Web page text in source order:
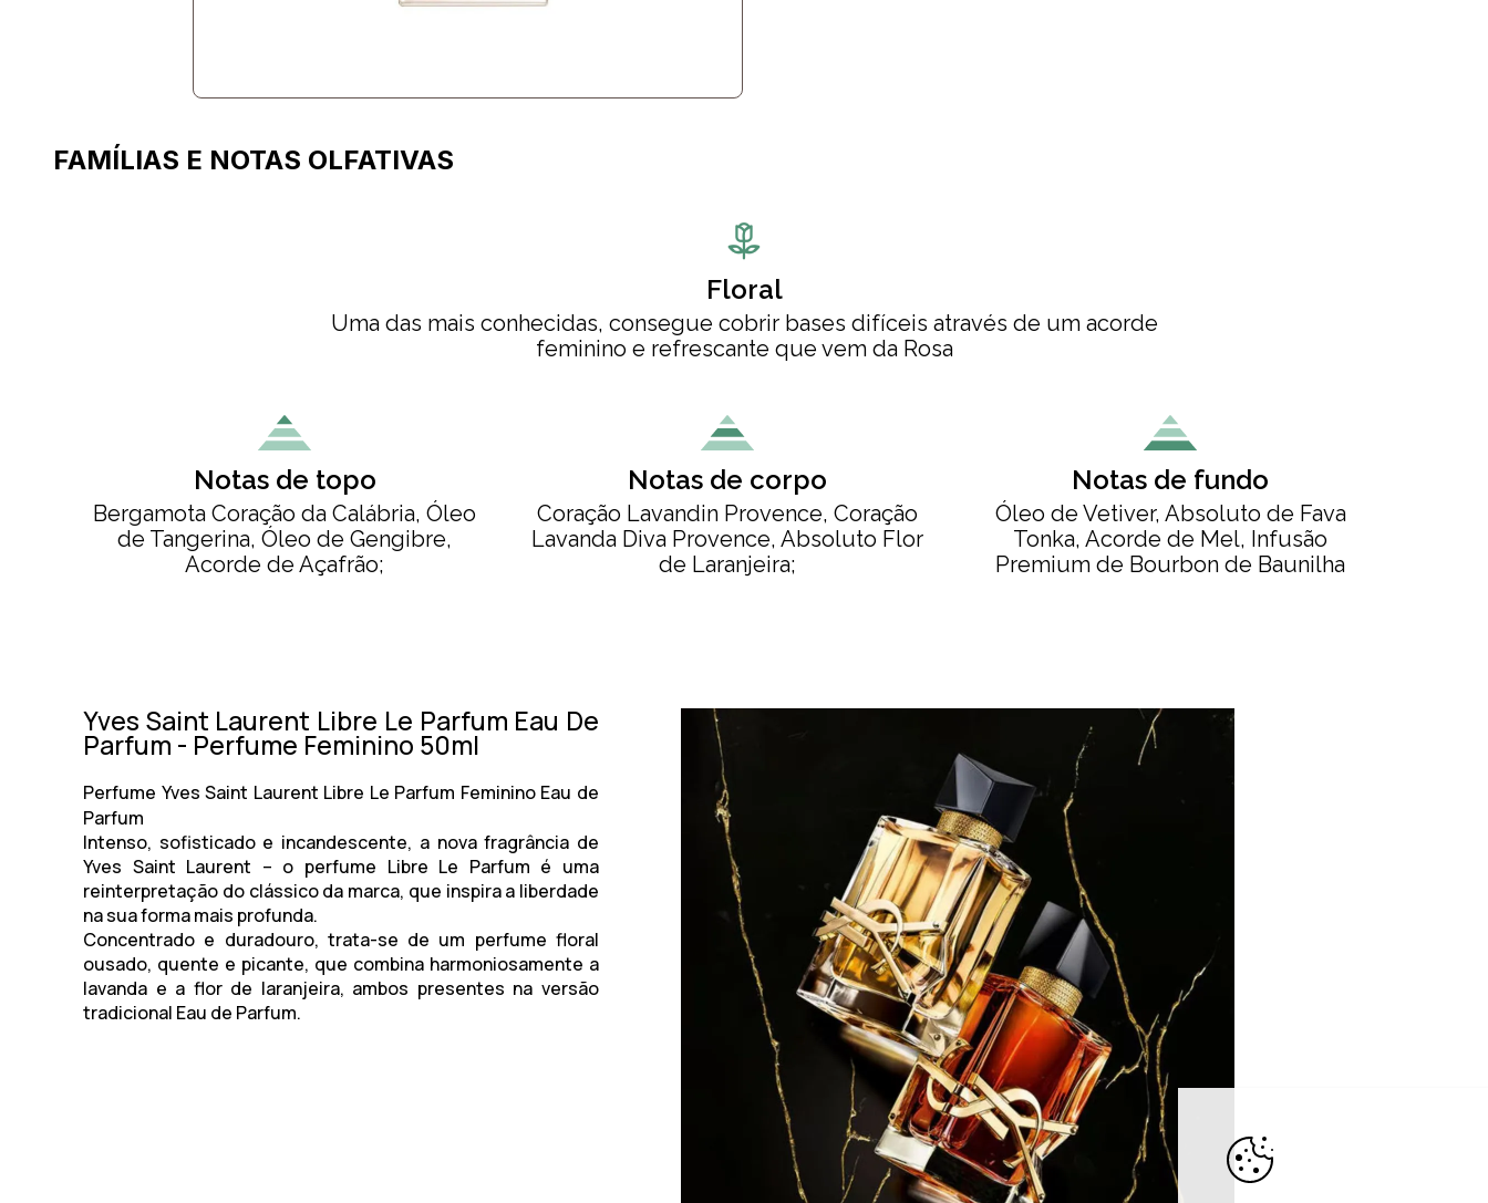
FAMÍLIAS E NOTAS OLFATIVAS
Floral
Uma das mais conhecidas, consegue cobrir bases difíceis através de um acorde
feminino e refrescante que vem da Rosa
Notas de topo
Bergamota Coração da Calábria, Óleo
de Tangerina, Óleo de Gengibre,
Acorde de Açafrão;
Notas de corpo
Coração Lavandin Provence, Coração
Lavanda Diva Provence, Absoluto Flor
de Laranjeira;
Notas de fundo
Óleo de Vetiver, Absoluto de Fava
Tonka, Acorde de Mel, Infusão
Premium de Bourbon de Baunilha
Yves Saint Laurent Libre Le Parfum Eau De
Parfum - Perfume Feminino 50ml
Perfume Yves Saint Laurent Libre Le Parfum Feminino Eau de
Parfum
Intenso, sofisticado e incandescente, a nova fragrância de
Yves Saint Laurent – o perfume Libre Le Parfum é uma
reinterpretação do clássico da marca, que inspira a liberdade
na sua forma mais profunda.
Concentrado e duradouro, trata-se de um perfume floral
ousado, quente e picante, que combina harmoniosamente a
lavanda e a flor de laranjeira, ambos presentes na versão
tradicional Eau de Parfum.